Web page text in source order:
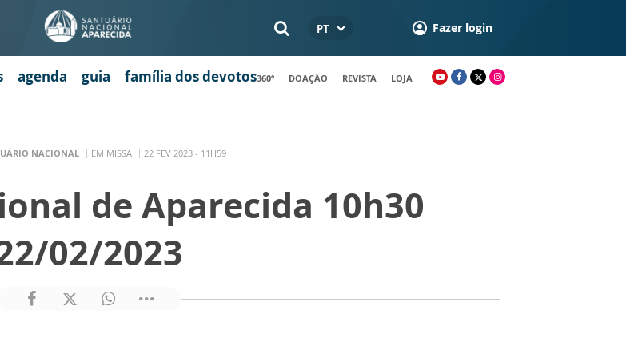
PT Fazer login
agenda guia família dos devotos360º DOAÇÃO REVISTA LOJA
NACIONAL EM MISSA 22 FEV 2023 - 11H59
de Aparecida 10h30
02/2023